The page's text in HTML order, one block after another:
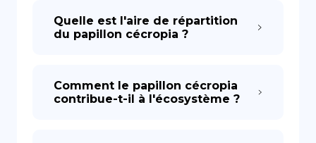
Quelle est l'aire de répartition
du papillon cécropia ?
Comment le papillon cécropia
contribue-t-il à l'écosystème ?